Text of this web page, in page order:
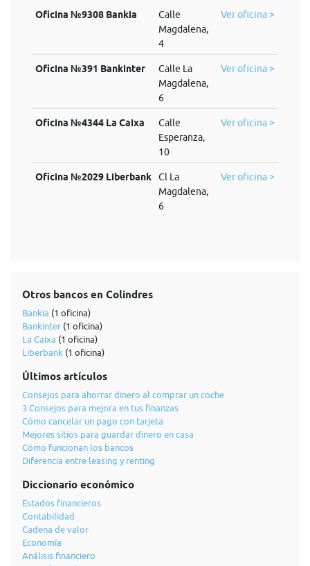
Oficina №9308 Bankia
Calle
Magdalena,
4
Ver oficina >
Oficina №391 Bankinter
Calle La
Magdalena,
6
Ver oficina >
Oficina №4344 La Caixa
Calle
Esperanza,
10
Ver oficina >
Oficina №2029 Liberbank
Cl La
Magdalena,
6
Ver oficina >
Otros bancos en Colindres
Bankia (1 oficina)
Bankinter (1 oficina)
La Caixa (1 oficina)
Liberbank (1 oficina)
Últimos artículos
Consejos para ahorrar dinero al comprar un coche
3 Consejos para mejora en tus finanzas
Cómo cancelar un pago con tarjeta
Mejores sitios para guardar dinero en casa
Cómo funcionan los bancos
Diferencia entre leasing y renting
Diccionario económico
Estados financieros
Contabilidad
Cadena de valor
Economía
Análisis financiero